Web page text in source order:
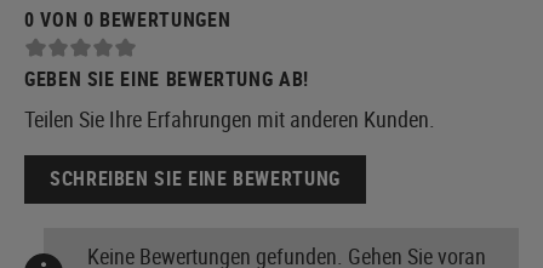
0 VON 0 BEWERTUNGEN
GEBEN SIE EINE BEWERTUNG AB!
Teilen Sie Ihre Erfahrungen mit anderen Kunden.
SCHREIBEN SIE EINE BEWERTUNG
Keine Bewertungen gefunden. Gehen Sie voran